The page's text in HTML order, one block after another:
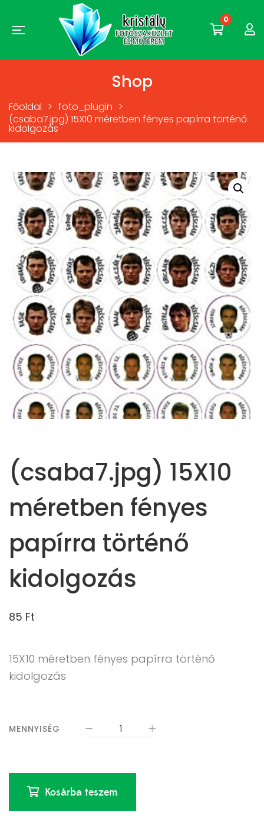
0
Shop
Főoldal > foto_plugin >
(csaba7.jpg) 15X10 méretben fényes papírra történő
kidolgozás
(csaba7.jpg) 15X10
méretben fényes
papírra történő
kidolgozás
85 Ft
15X10 méretben fényes papírra történő
kidolgozás
MENNYISÉG
Kosárba teszem